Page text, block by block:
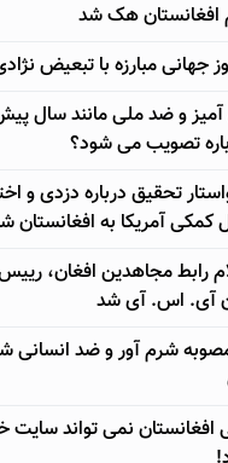
افغانستان هک شد
جهانی مبارزه با تبعیض
آمیز و ضد ملی مانند سال
تصویب می شود؟
تحقیق درباره دزدی و
کمکی آمریکا به افغانستان
رابط مجاهدین افغان،
آی. اس. آی شد
شرم آور و ضد انسانی
نمی تواند سایت